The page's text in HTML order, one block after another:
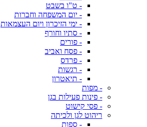
- ט"ו בשבט
- יום המשפחה וחברות
- ימי הזיכרון ויום העצמאות
- סתיו וחורף
- פורים
- פסח ואביב
- פרדס
- רגשות
- תיאטרון
- מפות
- פינות פעילות בגן
- פסי קישוט
ריהוט לגן ולכיתה
- ספות